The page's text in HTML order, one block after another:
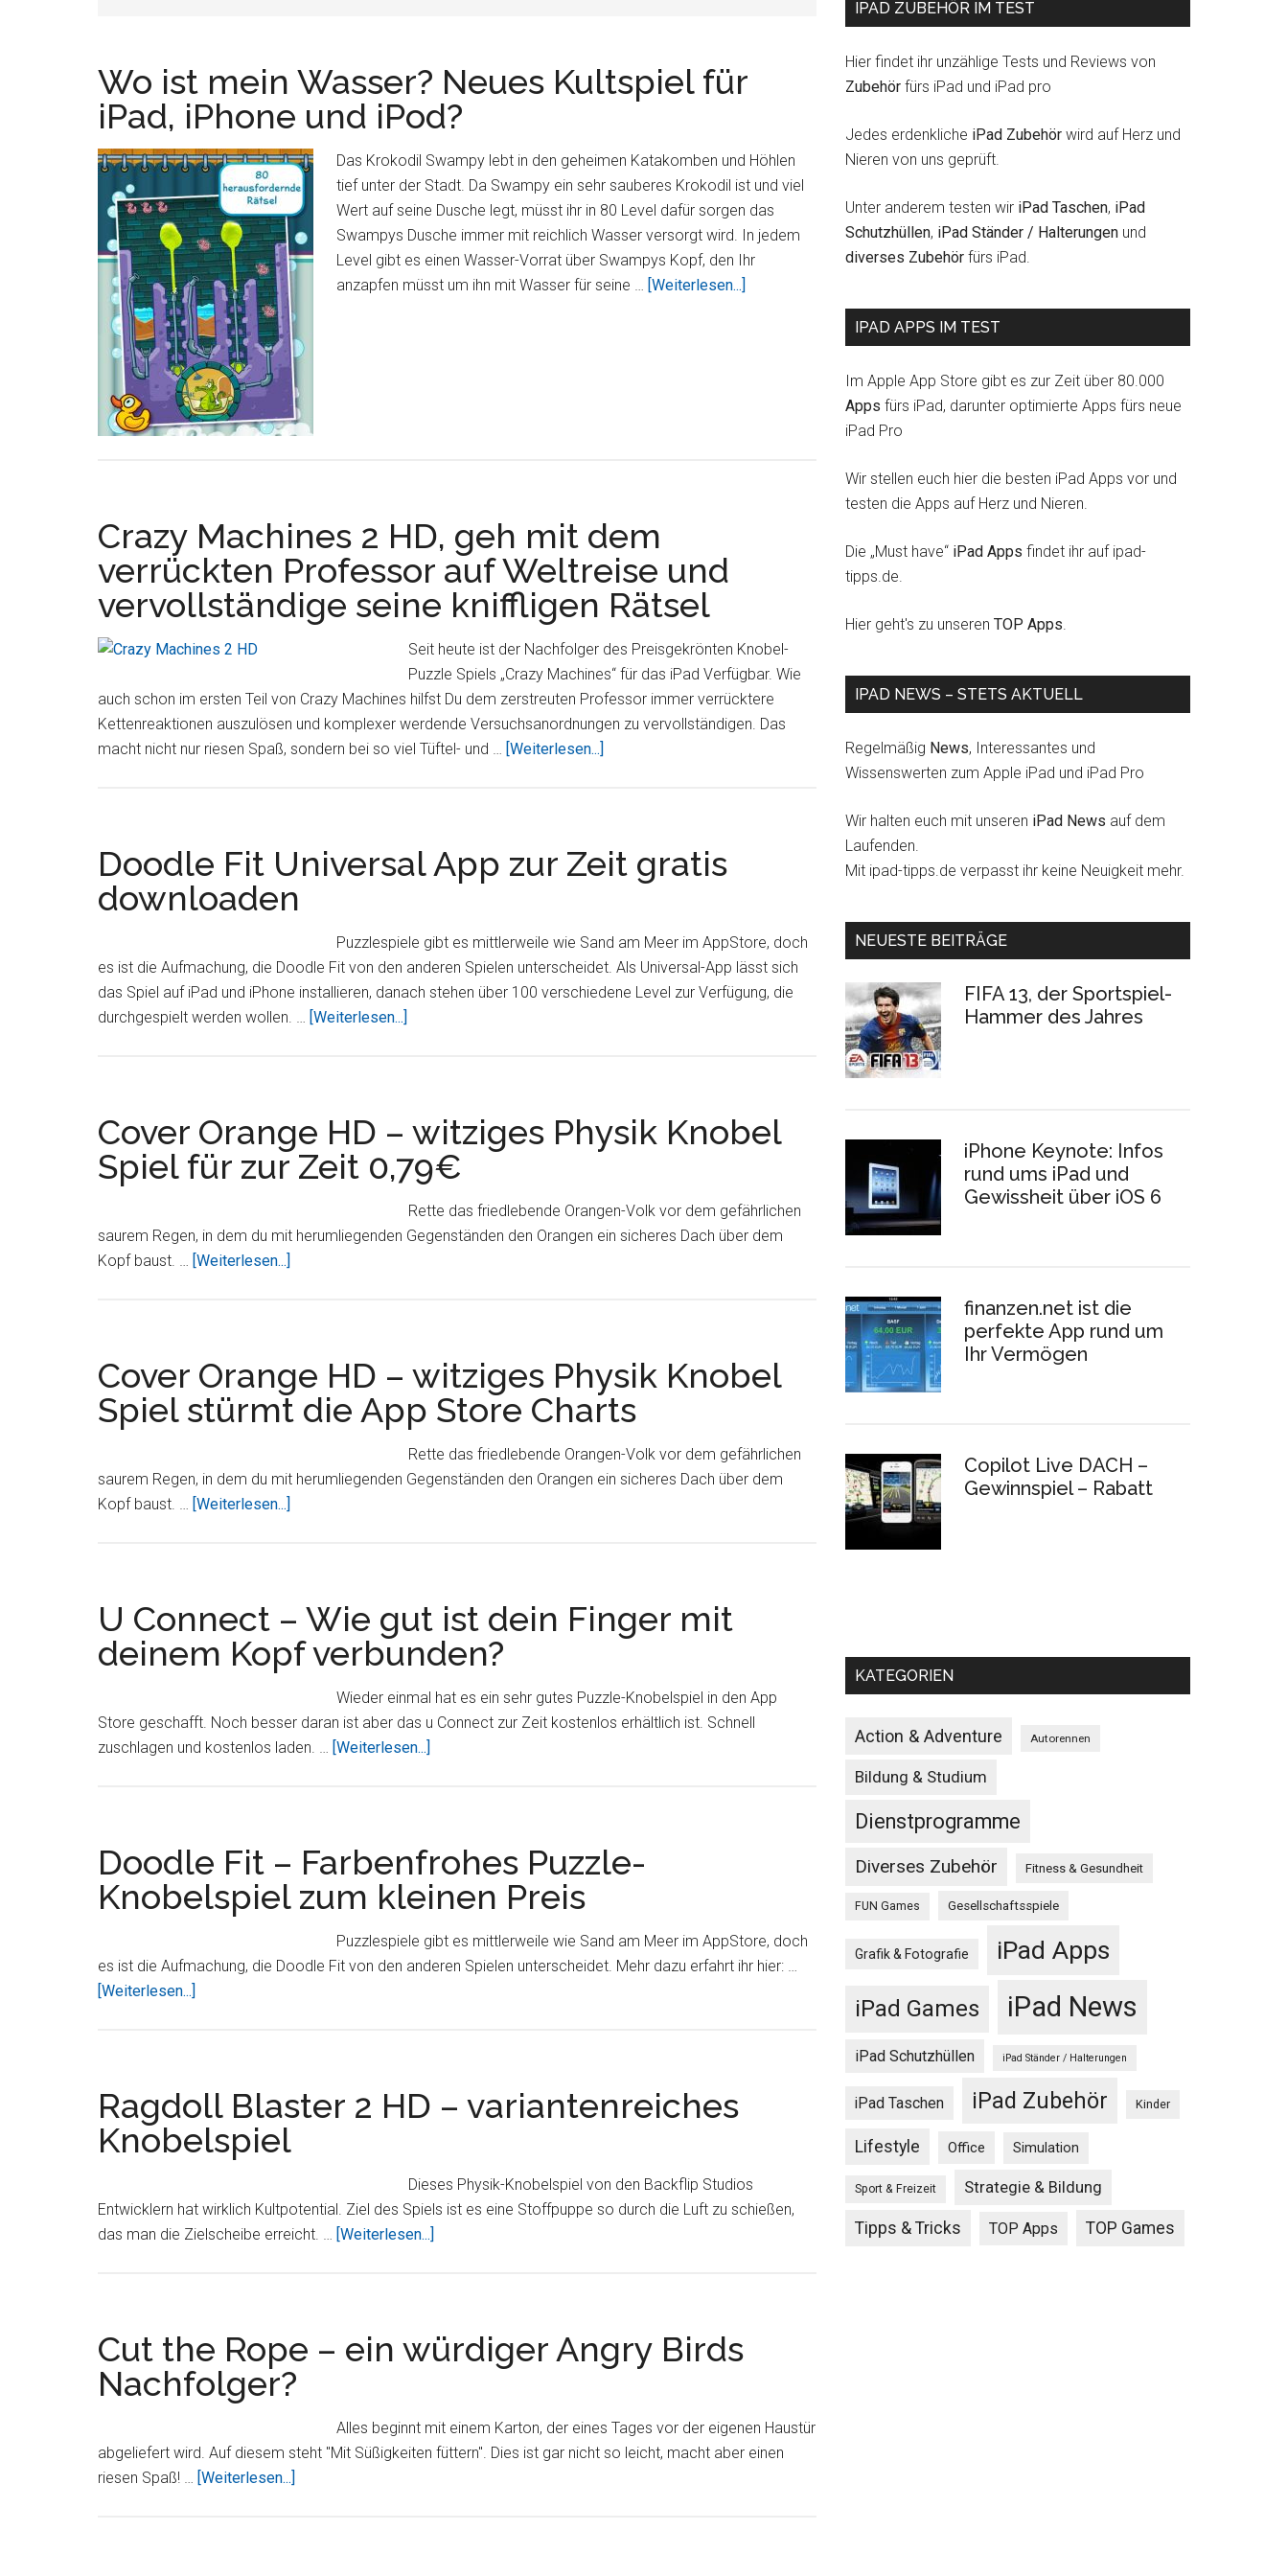
Wo ist mein Wasser? Neues Kultspiel für
iPad, iPhone und iPod?
Das Krokodil Swampy lebt in den geheimen Katakomben und Höhlen
tief unter der Stadt. Da Swampy ein sehr sauberes Krokodil ist und viel
Wert auf seine Dusche legt, müsst ihr in 80 Level dafür sorgen das
Swampys Dusche immer mit reichlich Wasser versorgt wird. In jedem
Level gibt es einen Wasser-Vorrat über Swampys Kopf, den Ihr
anzapfen müsst um ihn mit Wasser für seine … [Weiterlesen...]
Crazy Machines 2 HD, geh mit dem
verrückten Professor auf Weltreise und
vervollständige seine kniffligen Rätsel
Seit heute ist der Nachfolger des Preisgekrönten Knobel-
Puzzle Spiels „Crazy Machines“ für das iPad Verfügbar. Wie
auch schon im ersten Teil von Crazy Machines hilfst Du dem zerstreuten Professor immer verrücktere
Kettenreaktionen auszulösen und komplexer werdende Versuchsanordnungen zu vervollständigen. Das
macht nicht nur riesen Spaß, sondern bei so viel Tüftel- und … [Weiterlesen...]
geh
mit
Professor
auf
Weltreise
Rätsel
Doodle Fit Universal App zur Zeit gratis
downloaden
Puzzlespiele gibt es mittlerweile wie Sand am Meer im AppStore, doch
es ist die Aufmachung, die Doodle Fit von den anderen Spielen unterscheidet. Als Universal-App lässt sich
das Spiel auf iPad und iPhone installieren, danach stehen über 100 verschiedene Level zur Verfügung, die
durchgespielt werden wollen. … [Weiterlesen...]
Zeit
gratis
downloaden
Cover Orange HD – witziges Physik Knobel
Spiel für zur Zeit 0,79€
Rette das friedlebende Orangen-Volk vor dem gefährlichen
saurem Regen, in dem du mit herumliegenden Gegenständen den Orangen ein sicheres Dach über dem
Kopf baust. … [Weiterlesen...]
witziges
Physik
Knobel
zur
Zeit
Cover Orange HD – witziges Physik Knobel
Spiel stürmt die App Store Charts
Rette das friedlebende Orangen-Volk vor dem gefährlichen
saurem Regen, in dem du mit herumliegenden Gegenständen den Orangen ein sicheres Dach über dem
Kopf baust. … [Weiterlesen...]
witziges
Physik
Knobel
die
App
U Connect – Wie gut ist dein Finger mit
deinem Kopf verbunden?
Wieder einmal hat es ein sehr gutes Puzzle-Knobelspiel in den App
Store geschafft. Noch besser daran ist aber das u Connect zur Zeit kostenlos erhältlich ist. Schnell
zuschlagen und kostenlos laden. … [Weiterlesen...]
ist
dein
mit
deinem
Doodle Fit – Farbenfrohes Puzzle-
Knobelspiel zum kleinen Preis
Puzzlespiele gibt es mittlerweile wie Sand am Meer im AppStore, doch
es ist die Aufmachung, die Doodle Fit von den anderen Spielen unterscheidet. Mehr dazu erfahrt ihr hier: …
[Weiterlesen...]
Puzzle-
Knobelspiel
zum
kleinen
Ragdoll Blaster 2 HD – variantenreiches
Knobelspiel
Dieses Physik-Knobelspiel von den Backflip Studios
Entwicklern hat wirklich Kultpotential. Ziel des Spiels ist es eine Stoffpuppe so durch die Luft zu schießen,
das man die Zielscheibe erreicht. … [Weiterlesen...]
–
variantenreiches
Cut the Rope – ein würdiger Angry Birds
Nachfolger?
Alles beginnt mit einem Karton, der eines Tages vor der eigenen Haustür
abgeliefert wird. Auf diesem steht "Mit Süßigkeiten füttern". Dies ist gar nicht so leicht, macht aber einen
riesen Spaß! … [Weiterlesen...]
IPAD ZUBEHÖR IM TEST
Hier findet ihr unzählige Tests und Reviews von
Zubehör fürs iPad und iPad pro
Jedes erdenkliche iPad Zubehör wird auf Herz und
Nieren von uns geprüft.
Unter anderem testen wir iPad Taschen, iPad
Schutzhüllen, iPad Ständer / Halterungen und
diverses Zubehör fürs iPad.
IPAD APPS IM TEST
Im Apple App Store gibt es zur Zeit über 80.000
Apps fürs iPad, darunter optimierte Apps fürs neue
iPad Pro
Wir stellen euch hier die besten iPad Apps vor und
testen die Apps auf Herz und Nieren.
Die „Must have“ iPad Apps findet ihr auf ipad-
tipps.de.
Hier geht's zu unseren TOP Apps.
IPAD NEWS – STETS AKTUELL
Regelmäßig News, Interessantes und
Wissenswerten zum Apple iPad und iPad Pro
Wir halten euch mit unseren iPad News auf dem
Laufenden.
Mit ipad-tipps.de verpasst ihr keine Neuigkeit mehr.
NEUESTE BEITRÄGE
FIFA 13, der Sportspiel-
Hammer des Jahres
iPhone Keynote: Infos
rund ums iPad und
Gewissheit über iOS 6
finanzen.net ist die
perfekte App rund um
Ihr Vermögen
Copilot Live DACH –
Gewinnspiel – Rabatt
KATEGORIEN
Action & Adventure Autorennen
Bildung & Studium
Dienstprogramme
Diverses Zubehör Fitness & Gesundheit
FUN Games Gesellschaftsspiele
Grafik & Fotografie iPad Apps
iPad Games iPad News
iPad Schutzhüllen iPad Ständer / Halterungen
iPad Taschen iPad Zubehör Kinder
Lifestyle Office Simulation
Sport & Freizeit Strategie & Bildung
Tipps & Tricks TOP Apps TOP Games